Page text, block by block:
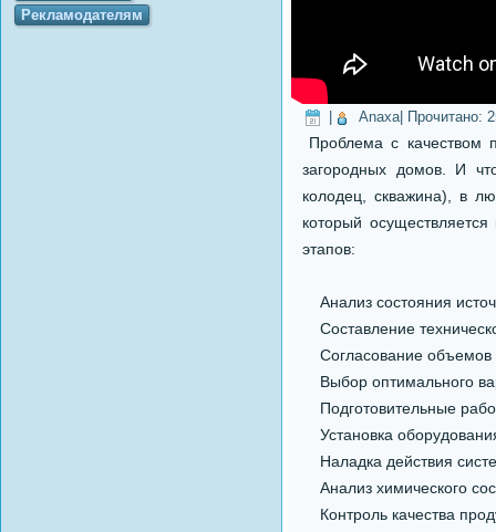
Рекламодателям
Anaxa| Прочитано:
Проблема с качеством
загородных домов. И
колодец, скважина), в
который
этапов:
Анализ состояния
Составление
Согласование объемов
Выбор оптимального
Подготовительные
Установка
Наладка действия
Анализ химического
Контроль качества